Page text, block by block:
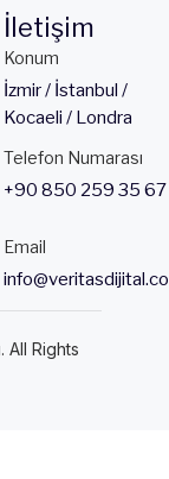
Konum
İzmir / İstanbul /
Kocaeli / Londra
Telefon Numarası
+90 850 259 35 67
Email
İletişim
All Rights